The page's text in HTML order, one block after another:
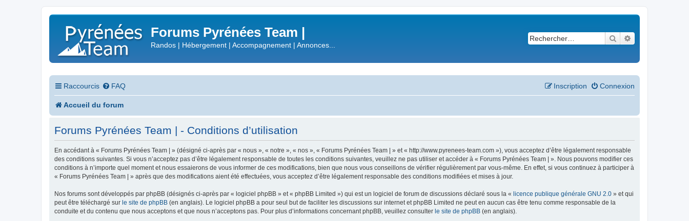
Forums Pyrénées Team |
Randos | Hébergement | Accompagnement | Annonces...
Rechercher
Raccourcis FAQ Connexion
Inscription
Accueil du forum
Forums Pyrénées Team | - Conditions d’utilisation
En accédant à « Forums Pyrénées Team | » (désigné ci-après par « nous », « notre », « nos », « Forums Pyrénées Team | » et « http://www.pyrenees-team.com »), vous acceptez d’être légalement responsable
des conditions suivantes. Si vous n’acceptez pas d’être légalement responsable de toutes les conditions suivantes, veuillez ne pas utiliser et accéder à « Forums Pyrénées Team | ». Nous pouvons modifier ces
conditions à n’importe quel moment et nous essaierons de vous informer de ces modifications, bien que nous vous conseillons de vérifier régulièrement par vous-même. En effet, si vous continuez à participer à
« Forums Pyrénées Team | » après que des modifications aient été effectuées, vous acceptez d’être légalement responsable des conditions modifiées et mises à jour.
Nos forums sont développés par phpBB (désignés ci-après par « logiciel phpBB » et « phpBB Limited ») qui est un logiciel de forum de discussions déclaré sous la « licence publique générale GNU 2.0 » et qui
peut être téléchargé sur le site de phpBB (en anglais). Le logiciel phpBB a pour seul but de faciliter les discussions sur internet et phpBB Limited ne peut en aucun cas être tenu comme responsable de la
conduite et du contenu que nous acceptons et que nous n’acceptons pas. Pour plus d’informations concernant phpBB, veuillez consulter le site de phpBB (en anglais).